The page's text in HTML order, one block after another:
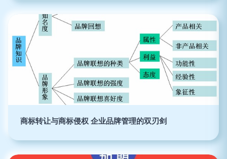
商标转让与商标侵权 企业品牌管理的双刃剑